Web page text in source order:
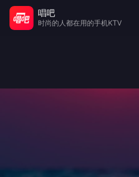
唱吧
时尚的人都在用的手机KTV